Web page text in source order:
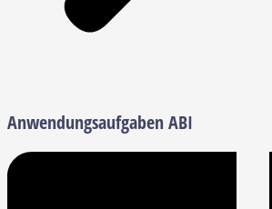
Anwendungsaufgaben ABI